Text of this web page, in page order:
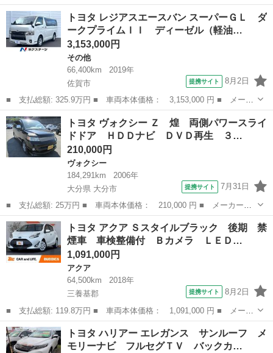
ー名： トヨタ ■ 車種名： アルファード ■ グレード名： ２．
５Ｓ Ｃパッケージ 禁煙車 ムーンルーフ 純正９型ナビ 両側電
動ドア ...
佐賀 佐賀市 アルファード
トヨタ レジアスエースバン スーパーＧＬ ダ
ークプライムＩＩ ディーゼル（軽油…
3,153,000円
その他
66,400km
2019年
佐賀市
提携サイト 8月2日
■ 支払総額: 325.9万円 ■ 車両本体価格： 3,153,000 円 ■ メーカ
ー名： トヨタ ■ 車種名： レジアスエースバン ■ グレード
名： スーパーＧＬ ダークプライムＩＩ ディーゼル（軽油） Ｓ
Ｄナビ バッ...
佐賀 佐賀市 その他
トヨタ ヴォクシー Ｚ 煌 両側パワースライ
ドドア ＨＤＤナビ ＤＶＤ再生 ３…
210,000円
ヴォクシー
184,291km
2006年
大分県 大分市
提携サイト 7月31日
■ 支払総額: 25万円 ■ 車両本体価格： 210,000 円 ■ メーカー
名： トヨタ ■ 車種名： ヴォクシー ■ グレード名： Ｚ 煌
両側パワースライドドア ＨＤＤナビ ＤＶＤ再生 ３列シート ダ
ブルエアコン Ａ...
大分 大分市 ヴォクシー
トヨタ アクア Ｓスタイルブラック 後期 禁
煙車 車検整備付 Ｂカメラ ＬＥＤ…
1,091,000円
アクア
64,500km
2018年
三養基郡
提携サイト 8月2日
■ 支払総額: 119.8万円 ■ 車両本体価格： 1,091,000 円 ■ メーカ
ー名： トヨタ ■ 車種名： アクア ■ グレード名： Ｓスタイル
ブラック 後期 禁煙車 車検整備付 Ｂカメラ ＬＥＤヘッド ナ
ビ／フル...
佐賀 三養基郡 アクア
トヨタ ハリアー エレガンス サンルーフ メ
モリーナビ フルセグＴＶ バックカ…